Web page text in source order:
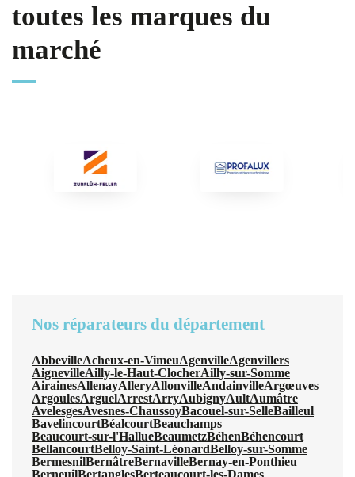
toutes les marques du
marché
Nos réparateurs du département
AbbevilleAcheux-en-VimeuAgenvilleAgenvillers
AignevilleAilly-le-Haut-ClocherAilly-sur-Somme
AirainesAllenayAlleryAllonvilleAndainvilleArgœuves
ArgoulesArguelArrestArryAubignyAultAumâtre
AvelesgesAvesnes-ChaussoyBacouel-sur-SelleBailleul
BavelincourtBéalcourtBeauchamps
Beaucourt-sur-l'HallueBeaumetzBéhenBéhencourt
BellancourtBelloy-Saint-LéonardBelloy-sur-Somme
BermesnilBernâtreBernavilleBernay-en-Ponthieu
BerneuilBertanglesBerteaucourt-les-Dames